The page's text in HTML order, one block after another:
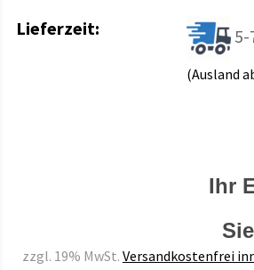
Lieferzeit: 5-
(Ausland
Ihr
zzgl. 19% MwSt. Versandkostenfrei